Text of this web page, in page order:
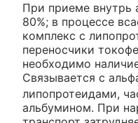
При приеме внутрь
80%; в процессе
комплекс с
переносчики
необходимо
Связывается с
липопротеидами,
альбумином. При